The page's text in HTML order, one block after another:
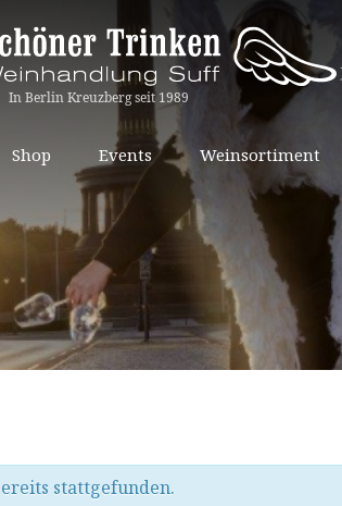
Springe
zum
Inhalt
Shop Events Weinsortiment
stattgefunden.